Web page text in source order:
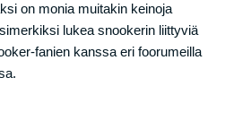
on monia muitakin keinoja
lukea snookerin liittyviä
fanien kanssa eri foorumeilla